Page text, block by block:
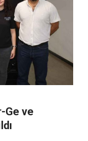
Ge ve